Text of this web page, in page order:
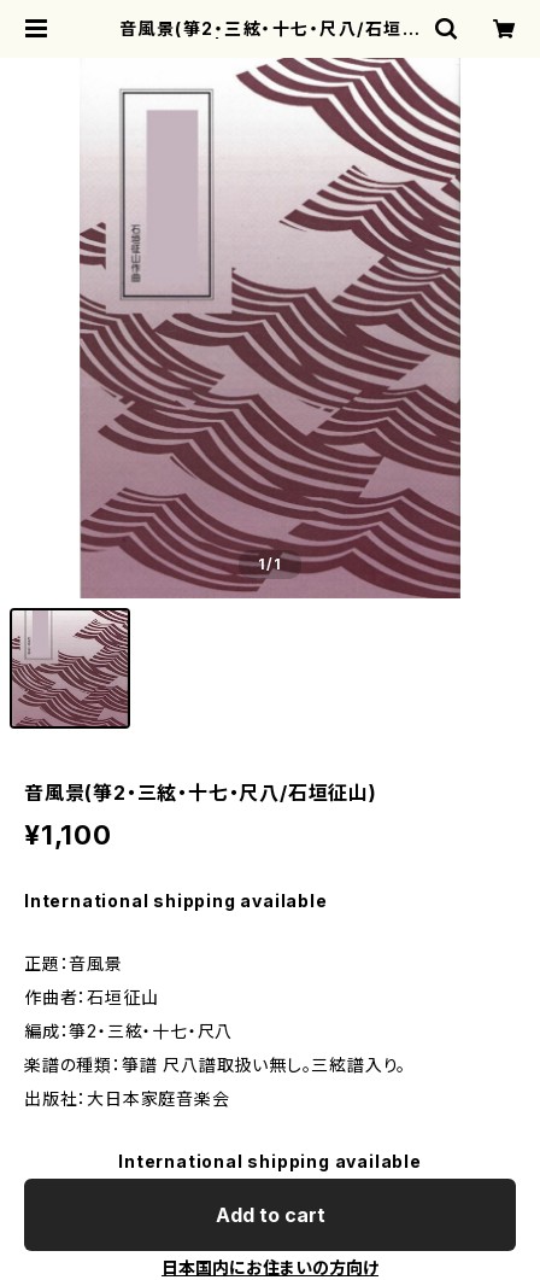
音風景(箏2・三絃・十七・尺八/石垣征
1/1
音風景(箏2・三絃・十七・尺八/石垣征山)
¥1,100
International shipping available
正題：音風景
作曲者：石垣征山
編成：箏2・三絃・十七・尺八
楽譜の種類：箏譜 尺八譜取扱い無し。三絃譜入り。
出版社：大日本家庭音楽会
International shipping available
Add to cart
日本国内にお住まいの方向け